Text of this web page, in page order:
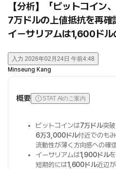
【分析】「ビットコイン、
7万ドルの上値抵抗を再
イーサリアムは1,600ドル
入力 2026年02月24日 午前4:48
Minseung Kang
概要 STAT AIのご案内
ビットコインは7万ドル突
6万3,000ドル付近でのも
流動性が薄く方向感への確
イーサリアムは1,900ドル
短期的には1,600ドル近辺